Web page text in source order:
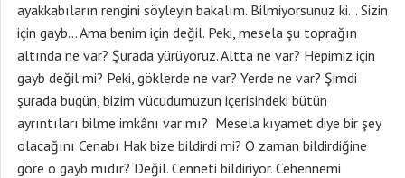
ayakkabıların rengini söyleyin bakalım. Bilmiyorsunuz ki… Sizin
için gayb… Ama benim için değil. Peki, mesela şu toprağın
altında ne var? Şurada yürüyoruz. Altta ne var? Hepimiz için
gayb değil mi? Peki, göklerde ne var? Yerde ne var? Şimdi
şurada bugün, bizim vücudumuzun içerisindeki bütün
ayrıntıları bilme imkânı var mı? Mesela kıyamet diye bir şey
olacağını Cenabı Hak bize bildirdi mi? O zaman bildirdiğine
göre o gayb mıdır? Değil. Cenneti bildiriyor. Cehennemi